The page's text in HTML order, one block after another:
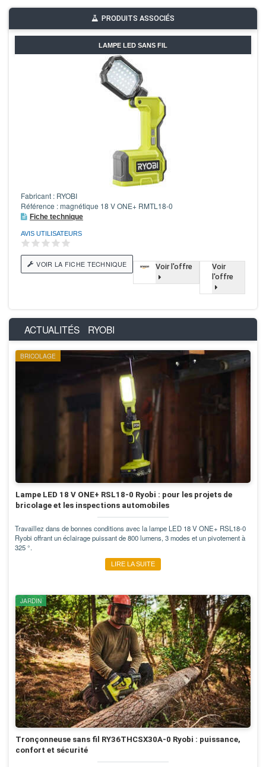
PRODUITS ASSOCIÉS
LAMPE LED SANS FIL
Fabricant : RYOBI
Référence : magnétique 18 V ONE+ RMTL18-0
Fiche technique
AVIS UTILISATEURS
VOIR LA FICHE TECHNIQUE Voir l'offre
Voir
l'offre
ACTUALITÉS RYOBI
BRICOLAGE
Lampe LED 18 V ONE+ RSL18-0 Ryobi : pour les projets de
bricolage et les inspections automobiles
Travaillez dans de bonnes conditions avec la lampe LED 18 V ONE+ RSL18-0
Ryobi offrant un éclairage puissant de 800 lumens, 3 modes et un pivotement à
325 °.
LIRE LA SUITE
JARDIN
Tronçonneuse sans fil RY36THCSX30A-0 Ryobi : puissance,
confort et sécurité